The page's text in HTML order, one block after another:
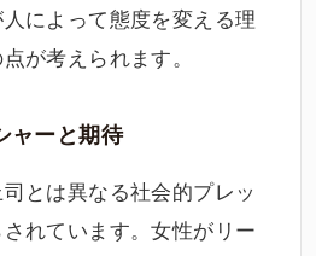
によって態度を変える理
が考えられます。
ャーと期待
とは異なる社会的プレッ
れています。女性がリー